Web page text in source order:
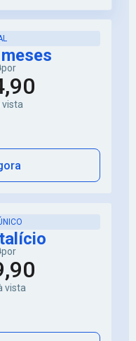
por
vista
por
vista